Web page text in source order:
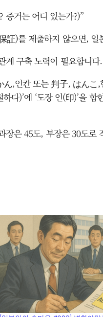
거는 어디 있는가?)”
)를 제출하지 않으면,
구축 노력이 필요합니
,인칸 또는 判子, はん
다)’에 ‘도장 인(印)’을
장은 45도, 부장은 30도